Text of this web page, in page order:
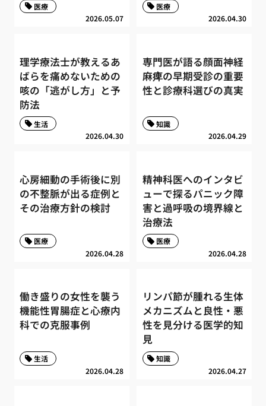
2026.05.07
医療
2026.04.30
医療
理学療法士が教えるあ
ばらを痛めないための
咳の「逃がし方」と予
防法
2026.04.30
生活
専門医が語る顔面神経
麻痺の早期受診の重要
性と診療科選びの真実
2026.04.29
知識
心房細動の手術後に別
の不整脈が出る症例と
その治療方針の検討
2026.04.28
医療
精神科医へのインタビ
ューで探るパニック障
害と過呼吸の境界線と
治療法
2026.04.28
医療
働き盛りの女性を襲う
機能性胃腸症と心療内
科での克服事例
2026.04.28
生活
リンパ節が腫れる生体
メカニズムと良性・悪
性を見分ける医学的知
見
2026.04.27
知識